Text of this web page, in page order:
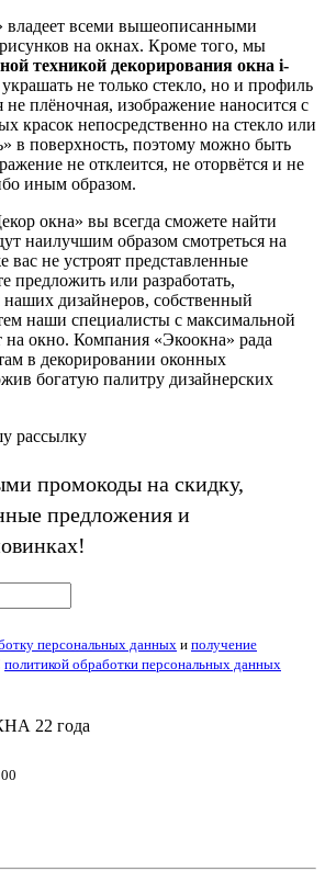
владеет всеми вышеописанными
на окнах. Кроме того, мы
техникой декорирования окна i-
не только стекло, но и профиль
не плёночная, изображение наносится с
красок непосредственно на стекло или
в поверхность, поэтому можно быть
не отклеится, не оторвётся и не
иным образом.
окна» вы всегда сможете найти
наилучшим образом смотреться на
не устроят представленные
предложить или разработать,
дизайнеров, собственный
наши специалисты с максимальной
на окно. Компания «Экоокна» рада
в декорировании оконных
богатую палитру дизайнерских
рассылку
промокоды на скидку,
предложения и
персональных данных и получение
политикой обработки персональных данных